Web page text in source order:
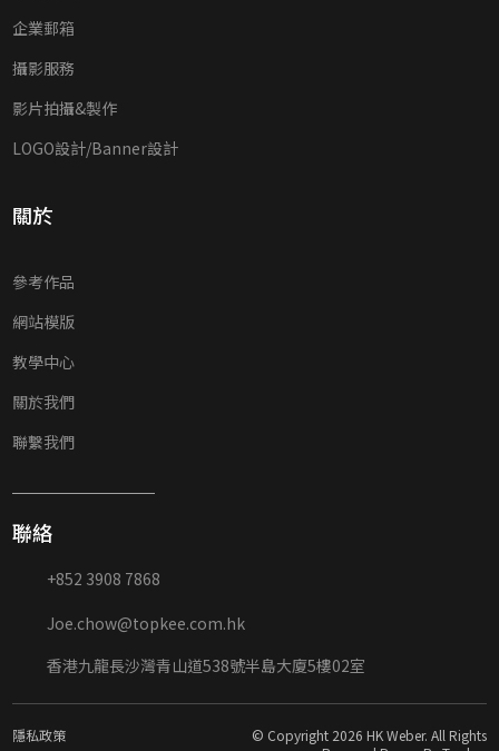
企業郵箱
攝影服務
影片拍攝&製作
LOGO設計/Banner設計
關於
參考作品
網站模版
教學中心
關於我們
聯繫我們
聯絡
+852 3908 7868
Joe.chow@topkee.com.hk
香港九龍長沙灣青山道538號半島大廈5樓02室
隱私政策
© Copyright 2026 HK Weber. All Rights